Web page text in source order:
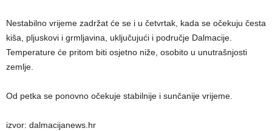
Nestabilno vrijeme zadržat će se i u četvrtak, kada se očekuju česta
kiša, pljuskovi i grmljavina, uključujući i područje Dalmacije.
Temperature će pritom biti osjetno niže, osobito u unutrašnjosti
zemlje.
Od petka se ponovno očekuje stabilnije i sunčanije vrijeme.
izvor: dalmacijanews.hr